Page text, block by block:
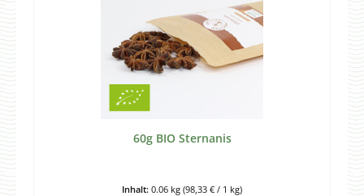
60g BIO Sternanis
Inhalt: 0.06 kg (98,33 € / 1 kg)